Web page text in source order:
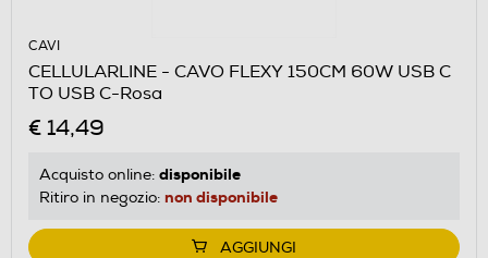
CAVI
CELLULARLINE - CAVO FLEXY 150CM 60W USB C
TO USB C-Rosa
€ 14,49
Acquisto online: disponibile
Ritiro in negozio: non disponibile
AGGIUNGI